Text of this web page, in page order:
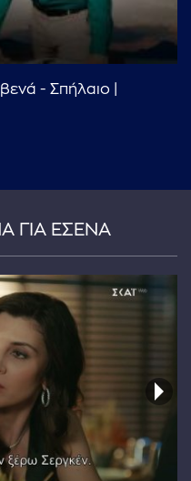
προς αναζήτηση
- Σπήλαιο |
ΓΙΑ ΕΣΕΝΑ